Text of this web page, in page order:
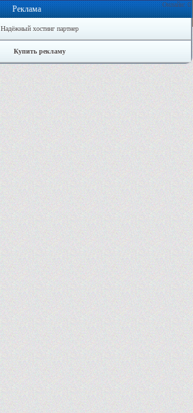
Онлайн: 0
Реклама
Надёжный хостинг партнер
Купить рекламу